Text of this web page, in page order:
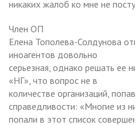
никаких жалоб ко мне не
Член ОП
Елена Тополева-Солдунова
иноагентов довольно
серьезная, однако решать ее
«НГ», что вопрос не в
количестве организаций,
справедливости: «Многие из
попали в этот список